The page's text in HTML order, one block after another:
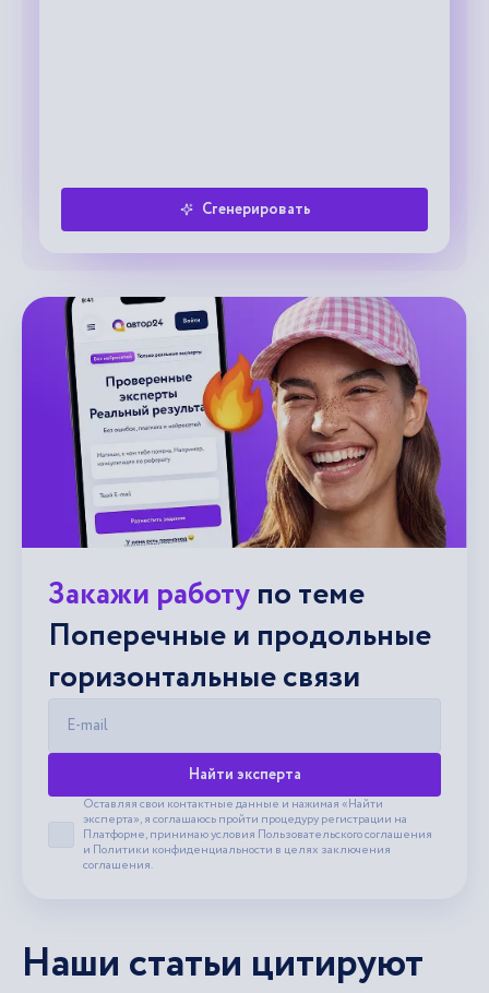
Сгенерировать
Закажи работупо теме
Поперечные и продольные
горизонтальные связи
Найти эксперта
Принять пользовательское соглашение
Оставляя свои контактные данные и нажимая «Найти
эксперта», я соглашаюсь пройти процедуру регистрации на
Платформе, принимаю условия Пользовательского соглашения
и Политики конфиденциальности в целях заключения
соглашения.
Наши статьи цитируют